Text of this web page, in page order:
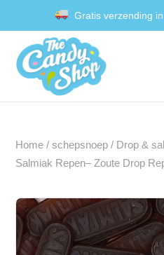
Gratis verzending
Home /schepsnoep / Drop &
Salmiak Repen– Zoute Drop